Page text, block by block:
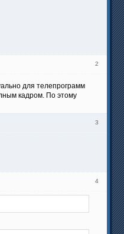
2
для телепрограмм
кадром. По этому
3
4